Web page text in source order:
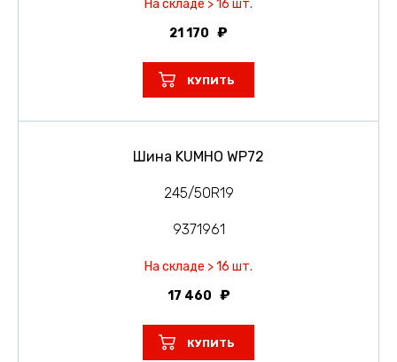
На складе > 16 шт.
21 170
КУПИТЬ
Шина KUMHO WP72
245/50R19
9371961
На складе > 16 шт.
17 460
КУПИТЬ